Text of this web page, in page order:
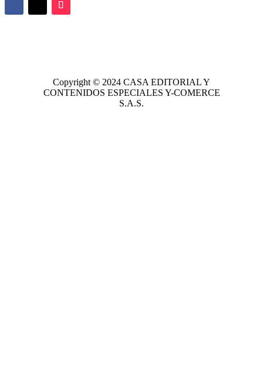
Copyright © 2024 CASA EDITORIALY
CONTENIDOS ESPECIALES Y-COMERCE
S.A.S.